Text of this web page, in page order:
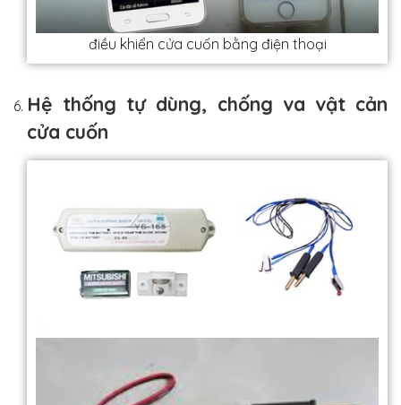
điều khiển cửa cuốn bằng điện thoại
Hệ thống tự dùng, chống va vật cản
cửa cuốn